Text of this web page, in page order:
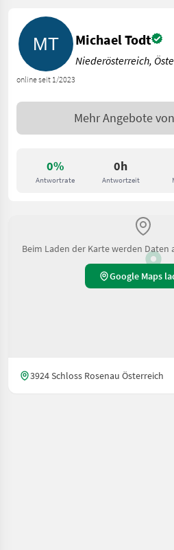
0%
Antwortrate
0h
Antwortzeit
online seit 1/2023
Michael Todt
Niederösterreich,
Mehr Angebote von
Beim Laden der Karte werden
Google Maps
3924 Schloss Rosenau Österreich